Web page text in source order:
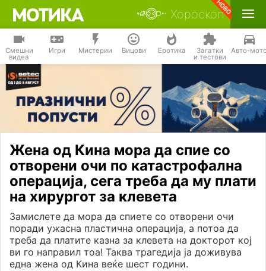
Хороскоп
Смешни
видеа
Игри Мистерии Вицови Еротика Загатки
и тестови
Авто-
Жена од Кина мора да спие со
отворени очи по катастрофална
операција, сега треба да му плати
на хирургот за клевета
Замислете да мора да спиете со отворени очи
поради ужасна пластична операција, а потоа да
треба да платите казна за клевета на докторот кој
ви го направил тоа! Таква трагедија ја доживува
една жена од Кина веќе шест години.